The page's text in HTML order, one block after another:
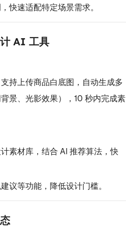
快速适配特定场景需求。
AI 工具
持上传商品白底图，自动生成多
景、光影效果），10 秒内完成素
素材库，结合 AI 推荐算法，快
议等功能，降低设计门槛。